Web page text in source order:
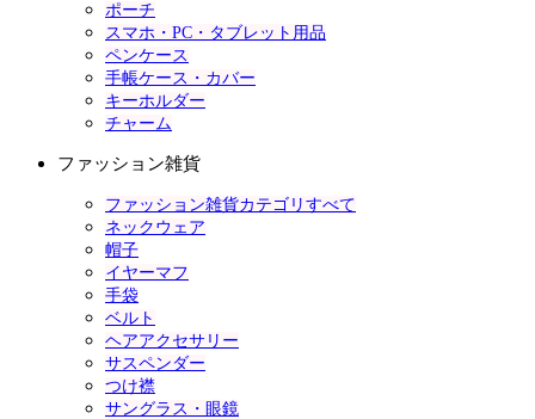
ポーチ
スマホ・PC・タブレット用品
ペンケース
手帳ケース・カバー
キーホルダー
チャーム
ファッション雑貨
ファッション雑貨カテゴリすべて
ネックウェア
帽子
イヤーマフ
手袋
ベルト
ヘアアクセサリー
サスペンダー
つけ襟
サングラス・眼鏡